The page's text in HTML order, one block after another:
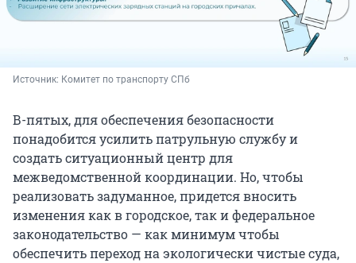
Источник: Комитет по транспорту СПб
В-пятых, для обеспечения безопасности
понадобится усилить патрульную службу и
создать ситуационный центр для
межведомственной координации. Но, чтобы
реализовать задуманное, придется вносить
изменения как в городское, так и федеральное
законодательство — как минимум чтобы
обеспечить переход на экологически чистые суда,